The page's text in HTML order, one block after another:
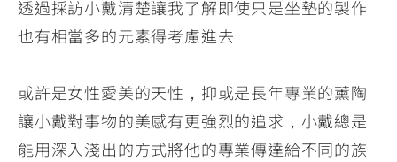
透過採訪小戴清楚讓我了解即使只是坐墊的製作
也有相當多的元素得考慮進去
或許是女性愛美的天性，抑或是長年專業的薰陶
讓小戴對事物的美感有更強烈的追求，小戴總是
能用深入淺出的方式將他的專業傳達給不同的族